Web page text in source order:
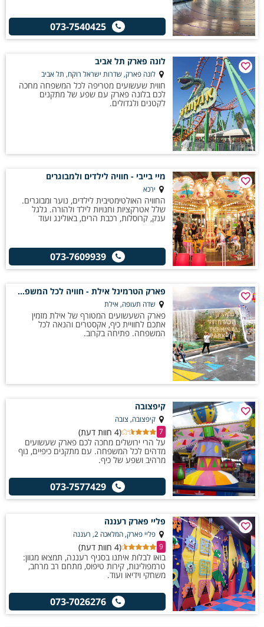
073-7540425
לונה פארק תל אביב
לונה פארק, שדרות ישראל רוקח, תל אביב
חווית שעשועים מטריפה לכל המשפחה מחכה
לכם בלונה פארק עם שפע של מתקנים
לקטנים ולגדולים.
מיי בייבי - חוויה לילדים ולמבוגרים
ירכא
החוויה האולטימטיבית לילדים, נוער ומבוגרים.
שלל אטרקציות וחנויות לילד ולהורה. גלגל
ענק, קרוסלות, רכבת הרים, באולינג ועוד
073-7609939
פארק הטרמינל אילת - חוויה לכל המשפחה
שדה תעופה, אילת
פארק השעשועים המטורף של אילת מזמין
אתכם לחוויית כיף, אקסטרים והנאה לכל
המשפחה. פתיחה בקרוב.
קיפצובה
קיפצובה, צובה
7
(4 חוות דעת)
על הרי ירושלים מחכה לכם פארק שעשועים
מדהים לכל המשפחה. עם מתקנים כיפיים, נוף
מרהיב ושפע של כיף.
073-7577429
פליי פארק רעננה
פליי פארק, המלאכה 2, רעננה
9
(4 חוות דעת)
בואו לבלות איתנו בסניף רעננה, תמצאו מגוון:
טרמפולינות, קירות טיפוס, מתחם רב מרחב,
משחקי וידיאו ועוד.
073-7026276